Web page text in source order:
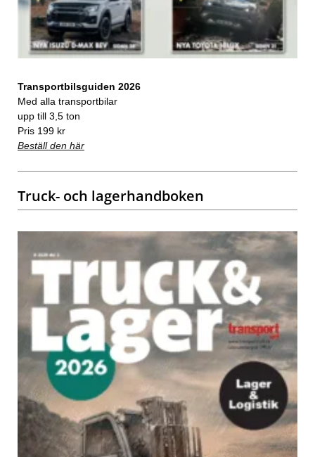
Transportbilsguiden 2026
Med alla transportbilar
upp till 3,5 ton
Pris 199 kr
Beställ den här
Truck- och lagerhandboken